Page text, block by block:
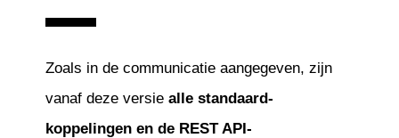
Zoals in de communicatie aangegeven, zijn
vanaf deze versiealle standaard-
koppelingen en de REST API-